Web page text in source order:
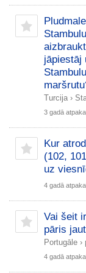
jāpiestāj
Turcija ›
3 gadā
Kur
(102,
uz
4 gadā
Vai šeit
pāris
Portugāle ›
4 gadā